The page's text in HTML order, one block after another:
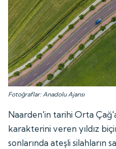
Fotoğraflar: Anadolu Ajansı
Naarden'in tarihi Orta
karakterini veren yıldız
sonlarında ateşli silahların